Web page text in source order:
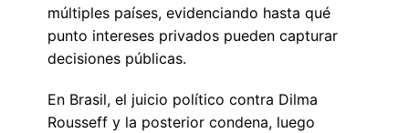
múltiples países, evidenciando hasta qué
punto intereses privados pueden capturar
decisiones públicas.
En Brasil, el juicio político contra Dilma
Rousseff y la posterior condena, luego